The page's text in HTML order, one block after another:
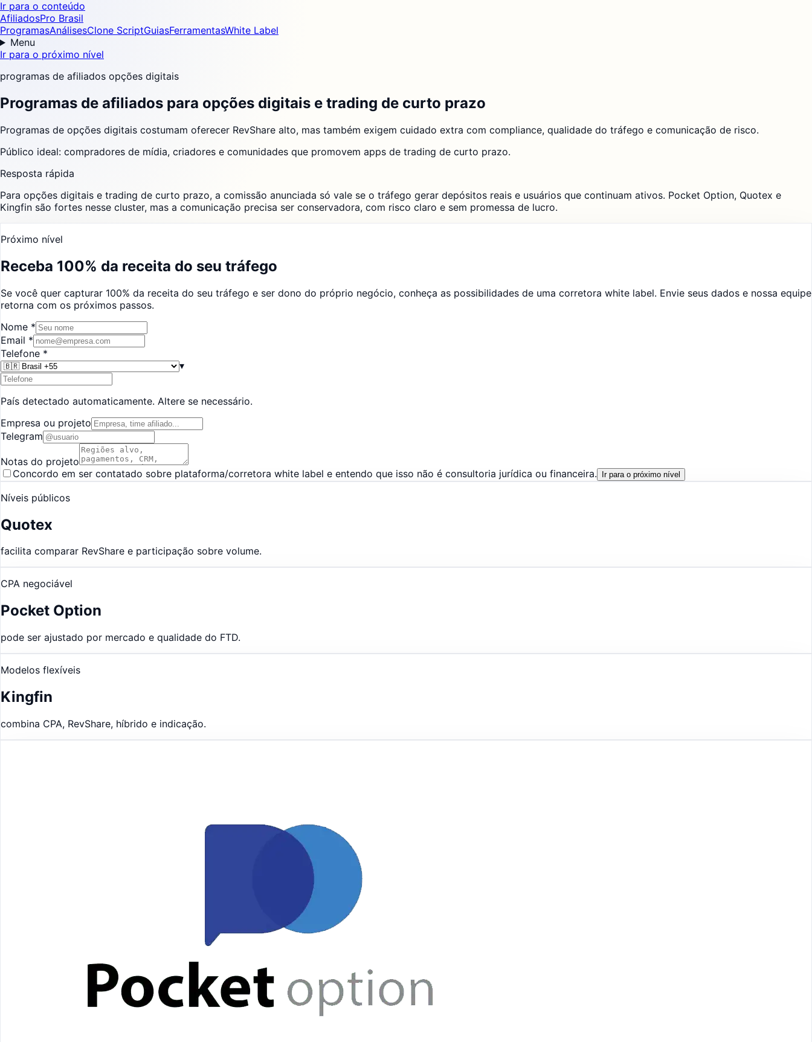
Ir para o conteúdo
AfiliadosPro Brasil
ProgramasAnálisesClone ScriptGuiasFerramentasWhite Label
Menu
Ir para o próximo nível
programas de afiliados opções digitais
Programas de afiliados para opções digitais e trading de curto prazo
Programas de opções digitais costumam oferecer RevShare alto, mas também exigem cuidado extra com compliance, qualidade do tráfego e comunicação de risco.
Público ideal: compradores de mídia, criadores e comunidades que promovem apps de trading de curto prazo.
Resposta rápida
Para opções digitais e trading de curto prazo, a comissão anunciada só vale se o tráfego gerar depósitos reais e usuários que continuam ativos. Pocket Option, Quotex e
Kingfin são fortes nesse cluster, mas a comunicação precisa ser conservadora, com risco claro e sem promessa de lucro.
Próximo nível
Receba 100% da receita do seu tráfego
Se você quer capturar 100% da receita do seu tráfego e ser dono do próprio negócio, conheça as possibilidades de uma corretora white label. Envie seus dados e nossa equipe
retorna com os próximos passos.
Nome *
Email *
Telefone *
▾
País detectado automaticamente. Altere se necessário.
Empresa ou projeto
Telegram
Notas do projeto
Concordo em ser contatado sobre plataforma/corretora white label e entendo que isso não é consultoria jurídica ou financeira.
Ir para o próximo nível
Níveis públicos
Quotex
facilita comparar RevShare e participação sobre volume.
CPA negociável
Pocket Option
pode ser ajustado por mercado e qualidade do FTD.
Modelos flexíveis
Kingfin
combina CPA, RevShare, híbrido e indicação.